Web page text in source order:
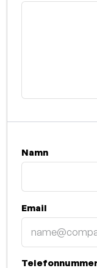
Namn
Email